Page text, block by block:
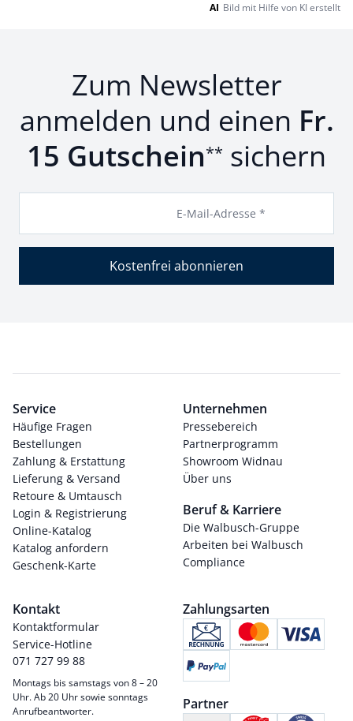
AI Bild mit Hilfe von KI erstellt
Zum Newsletter
anmelden und einen Fr.
15 Gutschein** sichern
E-Mail-Adresse *
Kostenfrei abonnieren
Service
Häufige Fragen
Bestellungen
Zahlung & Erstattung
Lieferung & Versand
Retoure & Umtausch
Login & Registrierung
Online-Katalog
Katalog anfordern
Geschenk-Karte
Unternehmen
Pressebereich
Partnerprogramm
Showroom Widnau
Über uns
Beruf & Karriere
Die Walbusch-Gruppe
Arbeiten bei Walbusch
Compliance
Kontakt
Kontaktformular
Service-Hotline
071 727 99 88
Montags bis samstags von 8 – 20
Uhr. Ab 20 Uhr sowie sonntags
Anrufbeantworter.
Zahlungsarten
Partner